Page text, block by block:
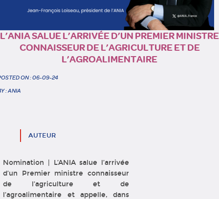
L’ANIA SALUE L’ARRIVÉE D’UN PREMIER MINISTRE
CONNAISSEUR DE L’AGRICULTURE ET DE
L’AGROALIMENTAIRE
ON : 06-09-24
: ANIA
AUTEUR
Nomination | L’ANIA salue l’arrivée
d’un Premier ministre connaisseur
de l’agriculture et de
l’agroalimentaire et appelle, dans